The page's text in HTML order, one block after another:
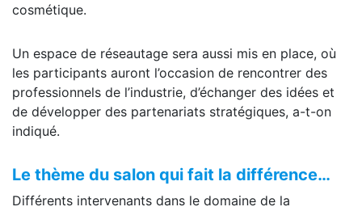
cosmétique.
Un espace de réseautage sera aussi mis en place, où
les participants auront l’occasion de rencontrer des
professionnels de l’industrie, d’échanger des idées et
de développer des partenariats stratégiques, a-t-on
indiqué.
Le thème du salon qui fait la différence…
Différents intervenants dans le domaine de la